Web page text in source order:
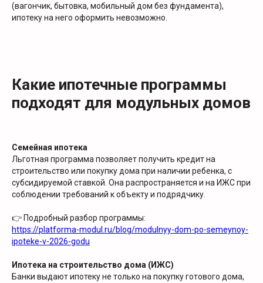
(вагончик, бытовка, мобильный дом без фундамента),
ипотеку на него оформить невозможно.
Какие ипотечные программы
подходят для модульных домов
Семейная ипотека
Льготная программа позволяет получить кредит на
строительство или покупку дома при наличии ребенка, с
субсидируемой ставкой. Она распространяется и на ИЖС при
соблюдении требований к объекту и подрядчику.
👉 Подробный разбор программы:
https://platforma-modul.ru/blog/modulnyy-dom-po-semeynoy-
ipoteke-v-2026-godu
Ипотека на строительство дома (ИЖС)
Банки выдают ипотеку не только на покупку готового дома,